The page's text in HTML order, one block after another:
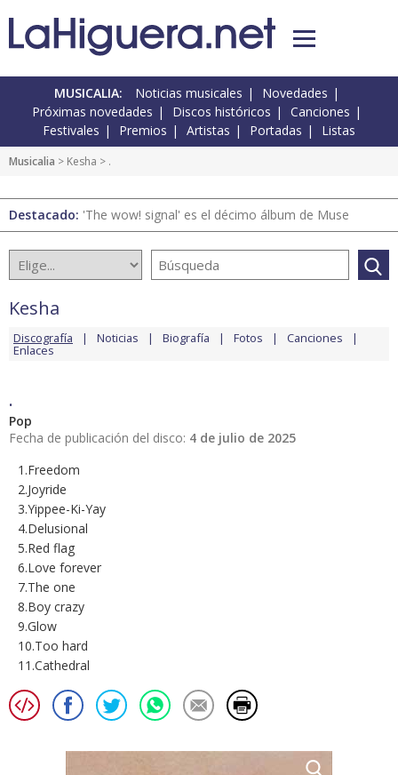
MUSICALIA: Noticias musicales
Novedades
Próximas novedades
Discos históricos
Canciones
Festivales
Premios Artistas Portadas Listas
Musicalia > Kesha > .
Destacado: 'The wow! signal' es el décimo álbum de Muse
Kesha
Discografía Noticias Biografía Fotos Canciones
Enlaces
.
Pop
Fecha de publicación del disco: 4 de julio de 2025
1.Freedom
2.Joyride
3.Yippee-Ki-Yay
4.Delusional
5.Red flag
6.Love forever
7.The one
8.Boy crazy
9.Glow
10.Too hard
11.Cathedral